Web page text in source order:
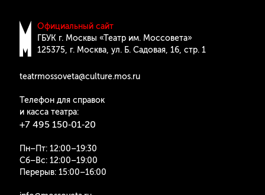
Официальный сайт
ГБУК г. Москвы «Театр им. Моссовета»
125375, г. Москва, ул. Б. Cадовая, 16, стр. 1
teatrmossoveta@culture.mos.ru
Телефон для справок
и касса театра:
+7 495 150‑01‑20
Пн–Пт: 12:00–19:30
Сб–Вс: 12:00–19:00
Перерыв: 15:00–16:00